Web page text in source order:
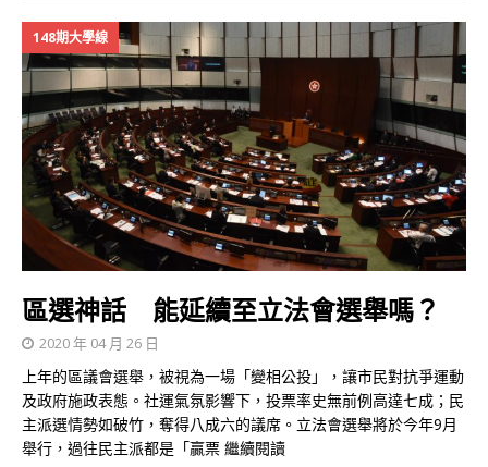
148期大學線
區選神話 能延續至立法會選舉嗎？
2020 年 04 月 26 日
上年的區議會選舉，被視為一場「變相公投」，讓市民對抗爭運動
及政府施政表態。社運氣氛影響下，投票率史無前例高達七成；民
主派選情勢如破竹，奪得八成六的議席。立法會選舉將於今年9月
舉行，過往民主派都是「贏票 繼續閱讀